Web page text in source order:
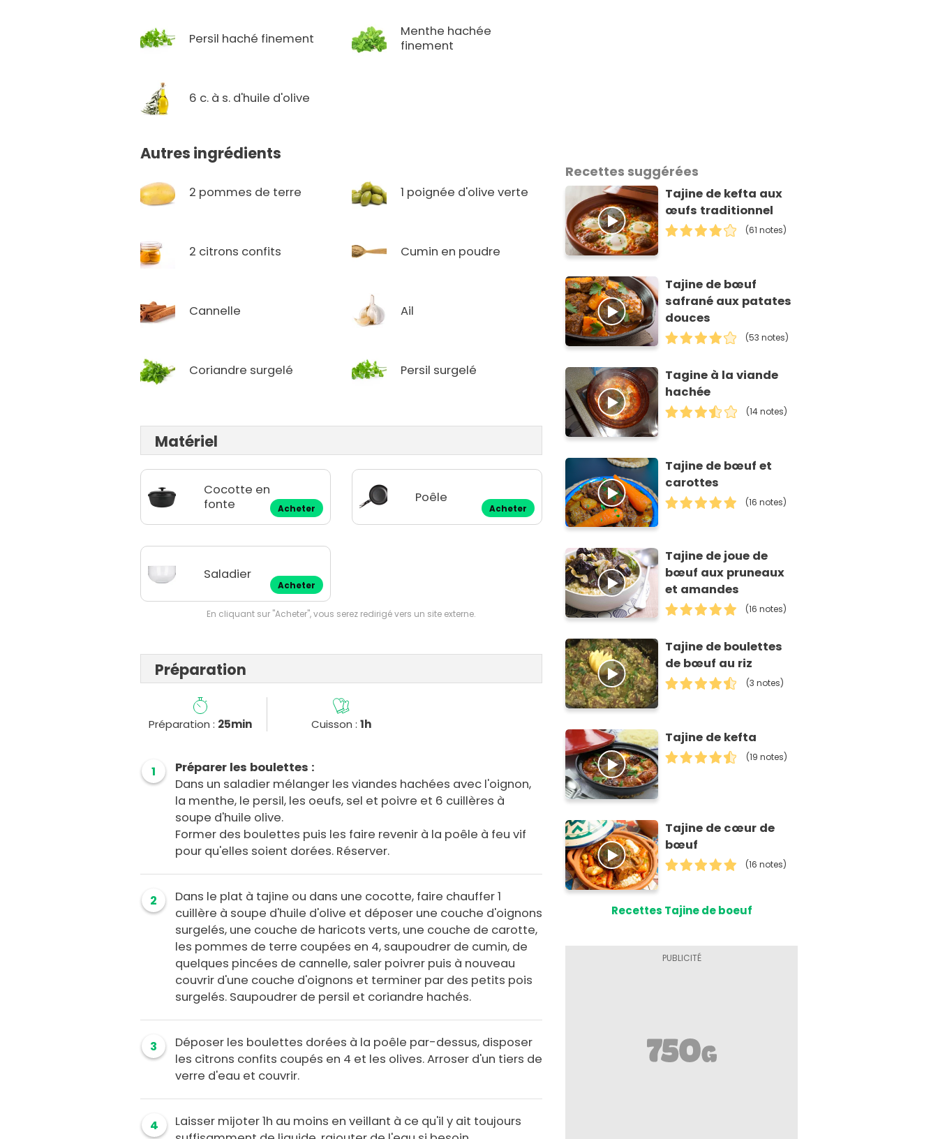
Persil haché finement
Menthe hachée
finement
6 c. à s. d'huile d'olive
Autres ingrédients
2 pommes de terre 1 poignée d'olive verte
2 citrons confits Cumin en poudre
Cannelle Ail
Coriandre surgelé Persil surgelé
Matériel
Cocotte en
fonte
Acheter
Poêle
Acheter
Saladier
Acheter
En cliquant sur "Acheter", vous serez redirigé vers un site externe.
Préparation
Préparation : 25min Cuisson :1h
1
Préparer les boulettes :
Dans un saladier mélanger les viandes hachées avec l'oignon,
la menthe, le persil, les oeufs, sel et poivre et 6 cuillères à
soupe d'huile olive.
Former des boulettes puis les faire revenir à la poêle à feu vif
pour qu'elles soient dorées. Réserver.
2
Dans le plat à tajine ou dans une cocotte, faire chauffer 1
cuillère à soupe d'huile d'olive et déposer une couche d'oignons
surgelés, une couche de haricots verts, une couche de carotte,
les pommes de terre coupées en 4, saupoudrer de cumin, de
quelques pincées de cannelle, saler poivrer puis à nouveau
couvrir d'une couche d'oignons et terminer par des petits pois
surgelés. Saupoudrer de persil et coriandre hachés.
3
Déposer les boulettes dorées à la poêle par-dessus, disposer
les citrons confits coupés en 4 et les olives. Arroser d'un tiers de
verre d'eau et couvrir.
4
Laisser mijoter 1h au moins en veillant à ce qu'il y ait toujours
Recettes suggérées
Tajine de kefta aux
œufs traditionnel
(61 notes)
Tajine de bœuf
safrané aux patates
douces
(53 notes)
Tagine à la viande
hachée
(14 notes)
Tajine de bœuf et
carottes
(16 notes)
Tajine de joue de
bœuf aux pruneaux
et amandes
(16 notes)
Tajine de boulettes
de bœuf au riz
(3 notes)
Tajine de kefta
(19 notes)
Tajine de cœur de
bœuf
(16 notes)
Recettes Tajine de boeuf